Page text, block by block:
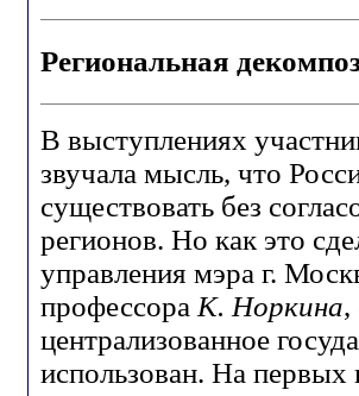
Региональная
В выступлениях
звучала мысль, что
существовать без
регионов. Но как это
управления мэра г.
профессора К. Норкина,
централизованное
использован. На